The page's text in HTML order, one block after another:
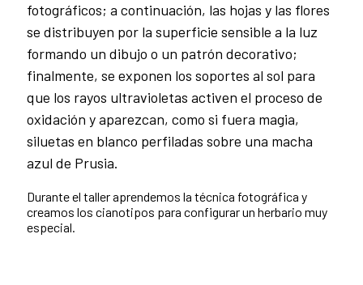
fotográficos; a continuación, las hojas y las flores
se distribuyen por la superficie sensible a la luz
formando un dibujo o un patrón decorativo;
finalmente, se exponen los soportes al sol para
que los rayos ultravioletas activen el proceso de
oxidación y aparezcan, como si fuera magia,
siluetas en blanco perfiladas sobre una macha
azul de Prusia.
Durante el taller aprendemos la técnica fotográfica y
creamos los cianotipos para configurar un herbario muy
especial.